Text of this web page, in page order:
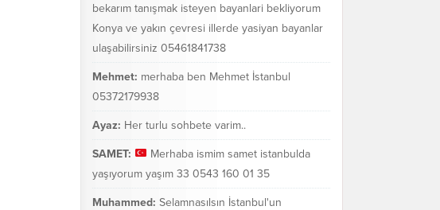
bekarım tanışmak isteyen bayanlari bekliyorum
Konya ve yakın çevresi illerde yasiyan bayanlar
ulaşabilirsiniz 05461841738
Mehmet: merhaba ben Mehmet İstanbul
05372179938
Ayaz: Her turlu sohbete varim..
SAMET:
Merhaba ismim samet istanbulda
yaşıyorum yaşım 33 0543 160 01 35
Muhammed: Selamnasılsın İstanbul'un